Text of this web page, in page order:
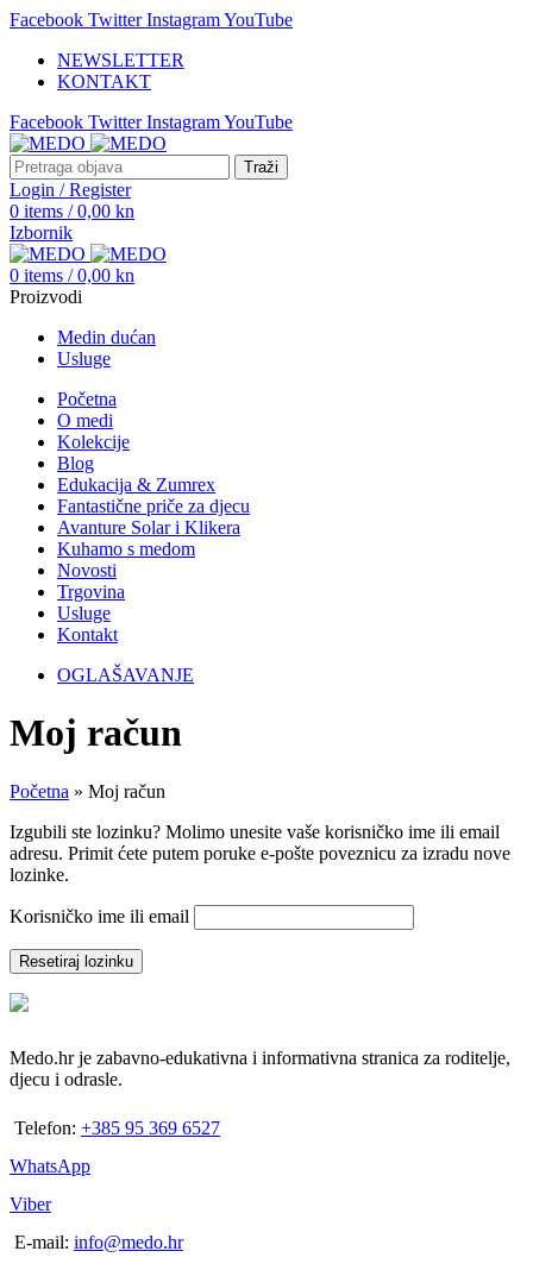
Facebook Twitter InstagramYouTube
NEWSLETTER
KONTAKT
Facebook Twitter InstagramYouTube
Traži
Login / Register
0 items / 0,00 kn
Izbornik
0 items / 0,00 kn
Proizvodi
Medin dućan
Usluge
Početna
O medi
Kolekcije
Blog
Edukacija & Zumrex
Fantastične priče za djecu
Avanture Solar i Klikera
Kuhamo s medom
Novosti
Trgovina
Usluge
Kontakt
OGLAŠAVANJE
Moj račun
Početna » Moj račun
Izgubili ste lozinku? Molimo unesite vaše korisničko ime ili email
adresu. Primit ćete putem poruke e-pošte poveznicu za izradu nove
lozinke.
Korisničko ime ili email
Resetiraj lozinku
Medo.hr je zabavno-edukativna i informativna stranica za roditelje,
djecu i odrasle.
Telefon: +385 95 369 6527
WhatsApp
Viber
E-mail: info@medo.hr